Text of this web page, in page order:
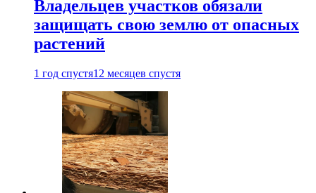
Владельцев участков обязали
защищать свою землю от опасных
растений
1 год спустя12 месяцев спустя